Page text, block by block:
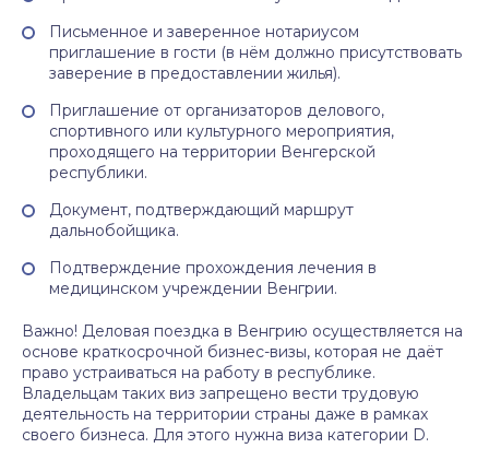
Письменное и заверенное нотариусом
приглашение в гости (в нём должно присутствовать
заверение в предоставлении жилья).
Приглашение от организаторов делового,
спортивного или культурного мероприятия,
проходящего на территории Венгерской
республики.
Документ, подтверждающий маршрут
дальнобойщика.
Подтверждение прохождения лечения в
медицинском учреждении Венгрии.
Важно! Деловая поездка в Венгрию осуществляется на
основе краткосрочной бизнес-визы, которая не даёт
право устраиваться на работу в республике.
Владельцам таких виз запрещено вести трудовую
деятельность на территории страны даже в рамках
своего бизнеса. Для этого нужна виза категории D.